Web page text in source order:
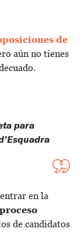
de
aún no tienes
para
en la
proceso
de candidatos